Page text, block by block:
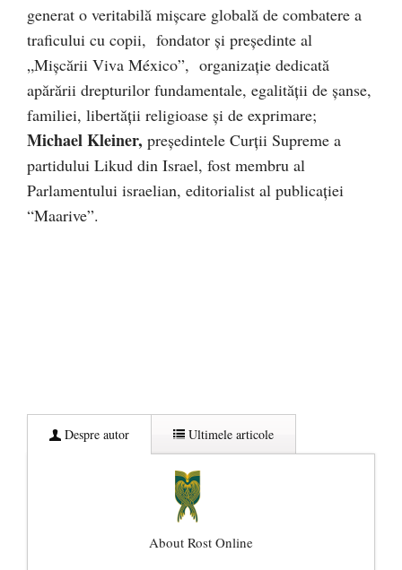
generat o veritabilă mișcare globală de combatere a
traficului cu copii, fondator și președinte al
„Mișcării Viva México”, organizație dedicată
apărării drepturilor fundamentale, egalității de șanse,
familiei, libertății religioase și de exprimare;
Michael Kleiner, președintele Curții Supreme a
partidului Likud din Israel, fost membru al
Parlamentului israelian, editorialist al publicației
“Maarive”.
Despre autor Ultimele articole
About Rost Online